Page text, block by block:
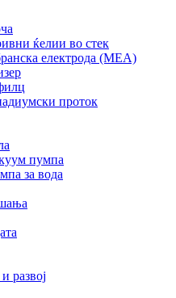
ќелии во стек
електрода (MEA)
проток
пумпа
за вода
развој